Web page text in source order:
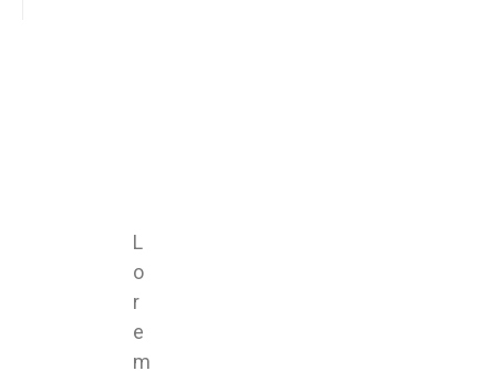
L
o
r
e
m